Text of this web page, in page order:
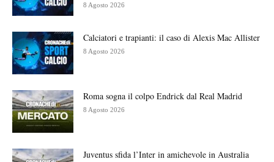
8 Agosto 2026
Calciatori e trapianti: il caso di Alexis Mac Allister
8 Agosto 2026
Roma sogna il colpo Endrick dal Real Madrid
8 Agosto 2026
Juventus sfida l’Inter in amichevole in Australia